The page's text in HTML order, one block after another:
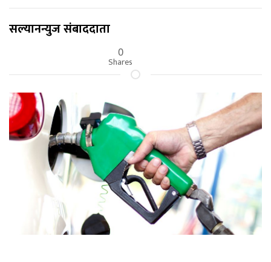
सल्यानन्युज संबाददाता
0
Shares